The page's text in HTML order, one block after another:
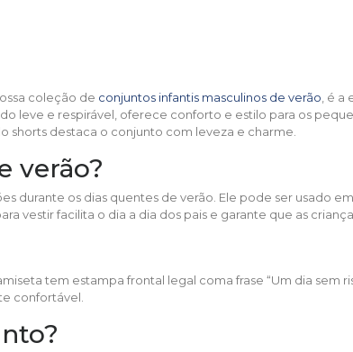
coleção de conjuntos infantis masculinos de verão, é a
leve e respirável, oferece conforto e estilo para os
shorts destaca o conjunto com leveza e charme.
verão?
durante os dias quentes de verão. Ele pode ser usado
vestir facilita o dia a dia dos pais e garante que as
tem estampa frontal legal coma frase “Um dia sem
confortável.